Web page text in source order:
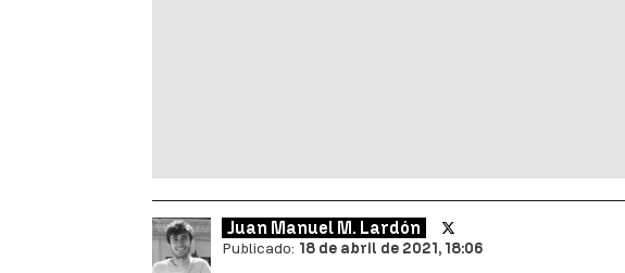
Juan Manuel M. Lardón
Publicado: 18 de abril de 2021, 18:06